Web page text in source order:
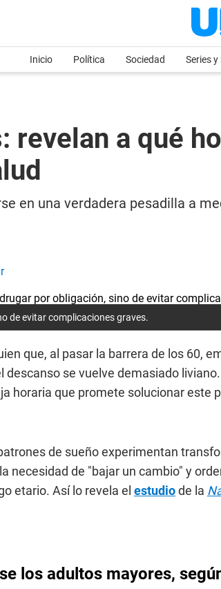
Inicio Política Sociedad Series
revelan a qué
en una verdadera pesadilla a
de evitar complicaciones graves.
que, al pasar la barrera de los 60,
se vuelve demasiado
horaria que promete solucionar este
de sueño experimentan
necesidad de "bajar un cambio" y
etario. Así lo revela el estudiode la
los adultos mayores,